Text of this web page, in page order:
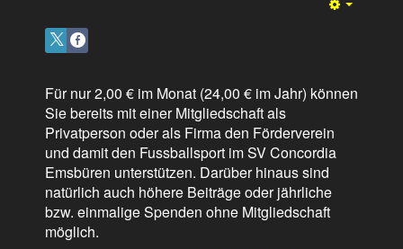
Für nur 2,00 € im Monat (24,00 € im Jahr) können
Sie bereits mit einer Mitgliedschaft als
Privatperson oder als Firma den Förderverein
und damit den Fussballsport im SV Concordia
Emsbüren unterstützen. Darüber hinaus sind
natürlich auch höhere Beiträge oder jährliche
bzw. einmalige Spenden ohne Mitgliedschaft
möglich.